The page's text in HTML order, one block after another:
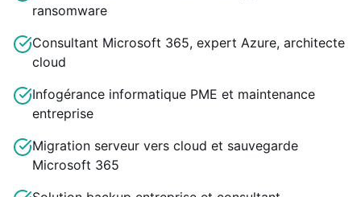
ransomware
Consultant Microsoft 365, expert Azure, architecte
cloud
Infogérance informatique PME et maintenance
entreprise
Migration serveur vers cloud et sauvegarde
Microsoft 365